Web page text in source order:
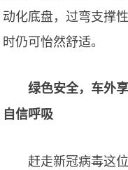
动化底盘，过弯支撑
时仍可怡然舒适。
绿色安全，车外
自信呼吸
赶走新冠病毒这